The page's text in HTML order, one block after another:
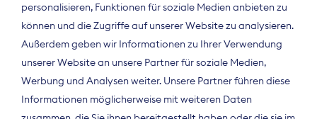
personalisieren, Funktionen für soziale Medien anbieten zu
können und die Zugriffe auf unserer Website zu analysieren.
Außerdem geben wir Informationen zu Ihrer Verwendung
unserer Website an unsere Partner für soziale Medien,
Werbung und Analysen weiter. Unsere Partner führen diese
Informationen möglicherweise mit weiteren Daten